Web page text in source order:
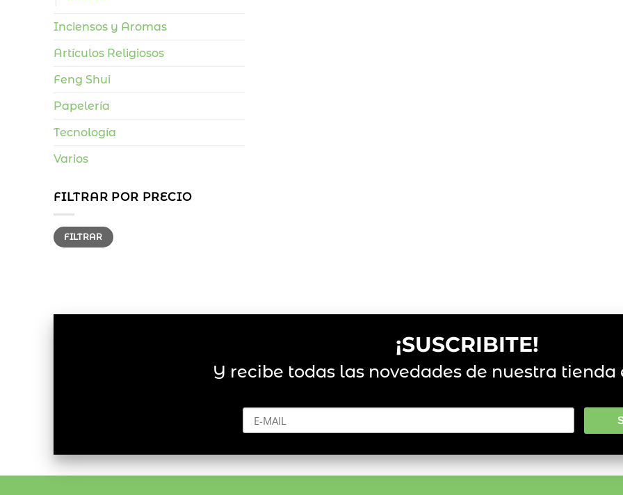
Inciensos y Aromas
Artículos Religiosos
Feng Shui
Papelería
Tecnología
Varios
FILTRAR POR PRECIO
Precio
mínimo
Precio
máximo
FILTRAR
¡SUSCRIBITE!
Y recibe todas las novedades de nuestra tienda